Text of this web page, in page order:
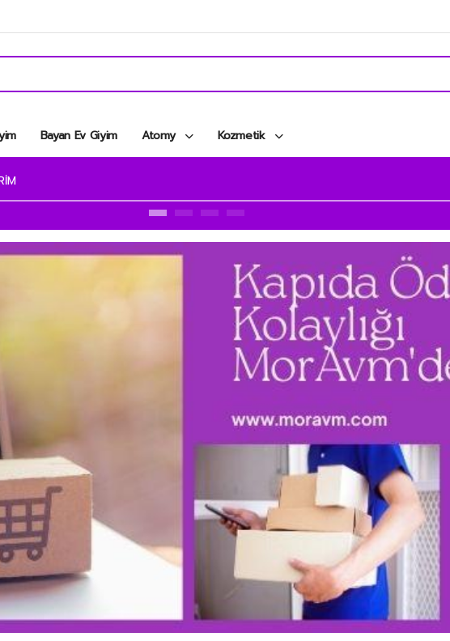
Bayan Ev Giyim Atomy Kozmetik
% 15 İNDİRİM KAMPANYASI 2026 DA BAŞLADI